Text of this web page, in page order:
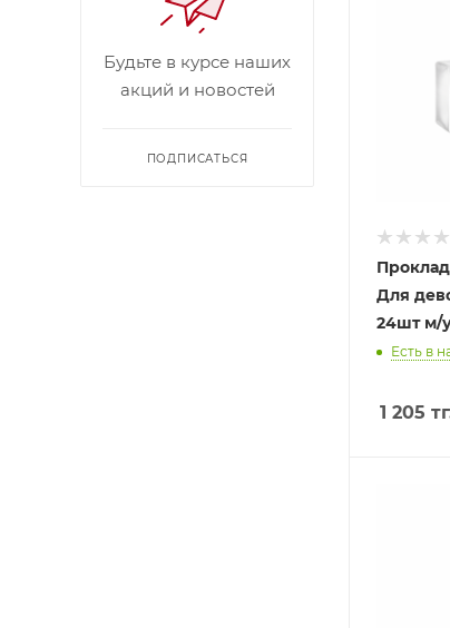
Для
24шт м/
Есть в
1 205
Будьте в курсе наших
акций и новостей
ПОДПИСАТЬСЯ